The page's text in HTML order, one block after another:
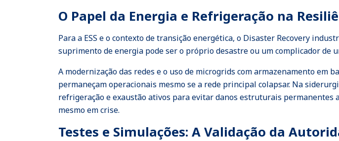
O Papel da Energia e Refrigeração na
Para a ESS e o contexto de transição energética, o Disaster Recovery
suprimento de energia pode ser o próprio desastre ou um complicador de
A modernização das redes e o uso de microgrids com armazenamento em
permaneçam operacionais mesmo se a rede principal colapsar. Na
refrigeração e exaustão ativos para evitar danos estruturais permanentes
mesmo em crise.
Testes e Simulações: A Validação da